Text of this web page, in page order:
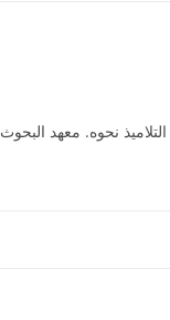
التلاميذ نحوه. معهد البحوث